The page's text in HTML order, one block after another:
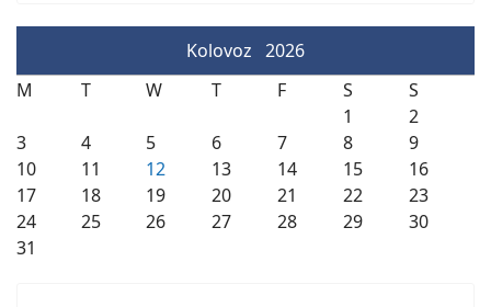
Kolovoz 2026
M
T W T F S
S
1
2
3
4 5 6 7 8
9
10
11 12 13 14 15
16
17
18 19 20 21 22
23
24
25 26 27 28 29
30
31